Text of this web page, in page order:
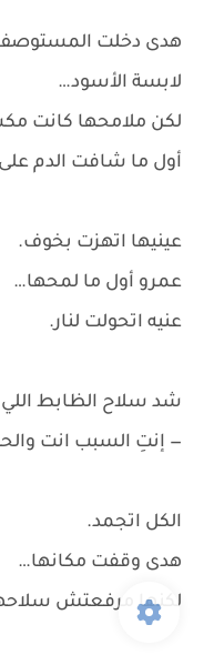
هدى دخلت
لابسة الأسود…
لكن ملامحها كانت
أول ما شافت الدم
عينيها اتهزت بخوف.
عمرو أول ما لمحها…
عنيه اتحولت لنار.
شد سلاح الظابط
— إنتِ السبب انت
الكل اتجمد.
هدى وقفت مكانها…
لكنها مرفعتش